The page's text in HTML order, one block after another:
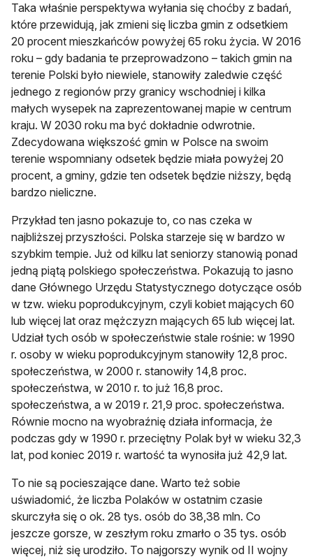
Taka właśnie perspektywa wyłania się choćby z badań,
które przewidują, jak zmieni się liczba gmin z odsetkiem
20 procent mieszkańców powyżej 65 roku życia. W 2016
roku – gdy badania te przeprowadzono – takich gmin na
terenie Polski było niewiele, stanowiły zaledwie część
jednego z regionów przy granicy wschodniej i kilka
małych wysepek na zaprezentowanej mapie w centrum
kraju. W 2030 roku ma być dokładnie odwrotnie.
Zdecydowana większość gmin w Polsce na swoim
terenie wspomniany odsetek będzie miała powyżej 20
procent, a gminy, gdzie ten odsetek będzie niższy, będą
bardzo nieliczne.
Przykład ten jasno pokazuje to, co nas czeka w
najbliższej przyszłości. Polska starzeje się w bardzo w
szybkim tempie. Już od kilku lat seniorzy stanowią ponad
jedną piątą polskiego społeczeństwa. Pokazują to jasno
dane Głównego Urzędu Statystycznego dotyczące osób
w tzw. wieku poprodukcyjnym, czyli kobiet mających 60
lub więcej lat oraz mężczyzn mających 65 lub więcej lat.
Udział tych osób w społeczeństwie stale rośnie: w 1990
r. osoby w wieku poprodukcyjnym stanowiły 12,8 proc.
społeczeństwa, w 2000 r. stanowiły 14,8 proc.
społeczeństwa, w 2010 r. to już 16,8 proc.
społeczeństwa, a w 2019 r. 21,9 proc. społeczeństwa.
Równie mocno na wyobraźnię działa informacja, że
podczas gdy w 1990 r. przeciętny Polak był w wieku 32,3
lat, pod koniec 2019 r. wartość ta wynosiła już 42,9 lat.
To nie są pocieszające dane. Warto też sobie
uświadomić, że liczba Polaków w ostatnim czasie
skurczyła się o ok. 28 tys. osób do 38,38 mln. Co
jeszcze gorsze, w zeszłym roku zmarło o 35 tys. osób
więcej, niż się urodziło. To najgorszy wynik od II wojny